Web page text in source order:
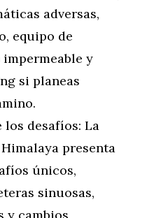
adversas,
equipo de
y
si planeas
los desafíos: La
presenta
únicos,
sinuosas,